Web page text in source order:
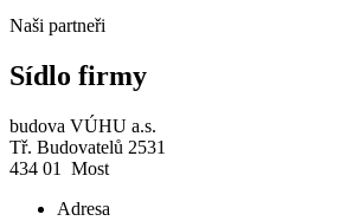
Naši partneři
Sídlo firmy
budova VÚHU a.s.
Tř. Budovatelů 2531
434 01 Most
Adresa